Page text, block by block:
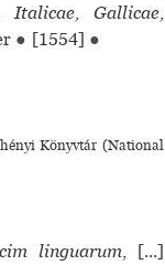
Italicae, Gallicae,
● [1554] ●
Könyvtár (National
linguarum, [...]